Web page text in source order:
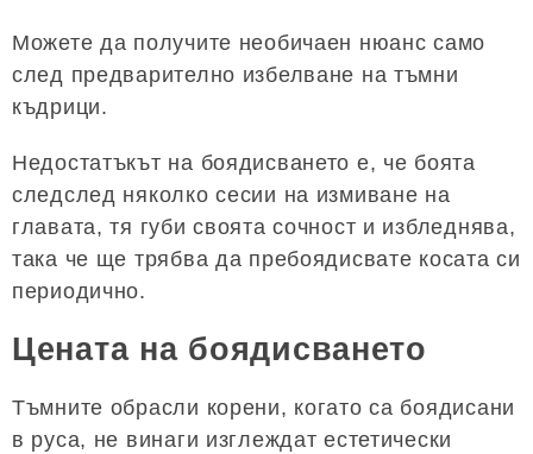
Можете да получите необичаен нюанс само
след предварително избелване на тъмни
къдрици.
Недостатъкът на боядисването е, че боята
следслед няколко сесии на измиване на
главата, тя губи своята сочност и избледнява,
така че ще трябва да пребоядисвате косата си
периодично.
Цената на боядисването
Тъмните обрасли корени, когато са боядисани
в руса, не винаги изглеждат естетически